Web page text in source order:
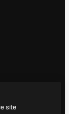
site